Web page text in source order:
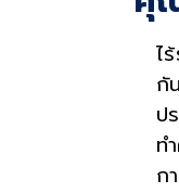
ไ
กั
ป
ท
ก